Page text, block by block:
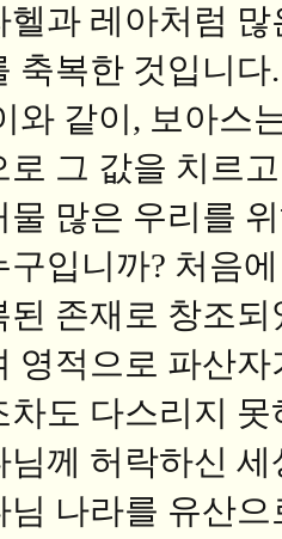
헬과 레아처럼
축복한 것입니다.
와 같이, 보아스
로 그 값을 치르
물 많은 우리를
구입니까? 처음
된 존재로 창조
영적으로 파산
차도 다스리지
님께 허락하신
님 나라를 유산